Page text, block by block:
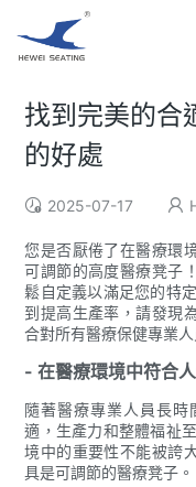
找到完美的合
的好處
2025-07-17
您是否厭倦了在醫療環
可調節的高度醫療凳子
鬆自定義以滿足您的特
到提高生產率，請發現
合對所有醫療保健專業人
- 在醫療環境中符合
隨著醫療專業人員長
適，生產力和整體福祉
境中的重要性不能被誇
具是可調節的醫療凳子。